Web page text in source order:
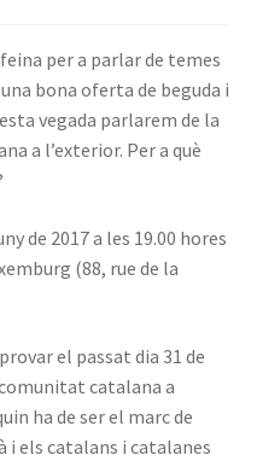
per a parlar de temes
bona oferta de beguda i
vegada parlarem de la
a l’exterior. Per a què
de 2017 a les 19.00 hores
(88, rue de la
el passat dia 31 de
catalana a
ha de ser el marc de
i els catalans i catalanes